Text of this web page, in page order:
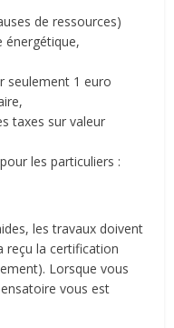
de ressources)
énergétique,
seulement 1 euro
taxes sur valeur
les particuliers :
les travaux doivent
reçu la certification
Lorsque vous
vous est